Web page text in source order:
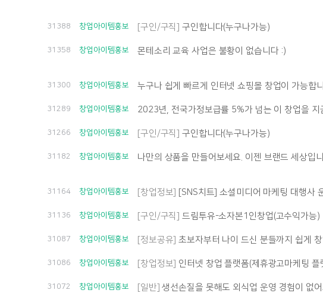
31388 창업아이템홍보 [구인/구직] 구인합니다(누구나가능)
31358 창업아이템홍보 몬테소리 교육 사업은 불황이 없습니다 :)
31300 창업아이템홍보 누구나 쉽게 빠르게 인터넷 쇼핑몰 창업이 가능합
31289 창업아이템홍보 2023년, 전국가정보급률 5%가 넘는 이 창업을 지
31266 창업아이템홍보 [구인/구직] 구인합니다(누구나가능)
31182 창업아이템홍보 나만의 상품을 만들어보세요. 이젠 브랜드 세상입니
31164 창업아이템홍보 [창업정보] [SNS치트] 소셜미디어 마케팅 대행사 운영제
31136 창업아이템홍보 [구인/구직] 드림투유-소자본1인창업(고수익가능)
31087 창업아이템홍보 [정보공유] 초보자부터 나이 드신 분들까지 쉽게 창업 가
31086 창업아이템홍보 [창업정보] 인터넷 창업 플랫폼(제휴광고마케팅 플랫
31072 창업아이템홍보 [일반] 생선손질을 못해도 외식업 운영 경험이 없어도 창